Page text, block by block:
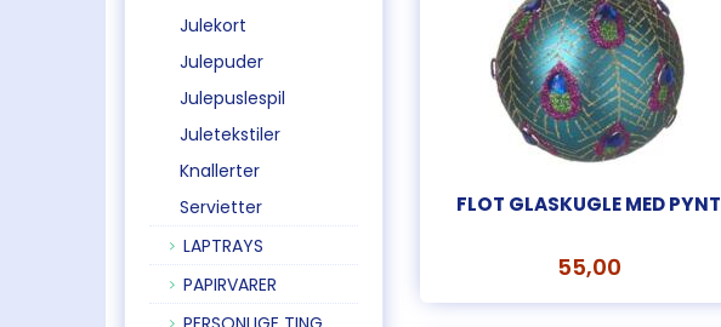
Julekort
Julepuder
Julepuslespil
Juletekstiler
Knallerter
Servietter
LAPTRAYS
PAPIRVARER
FLOT GLASKUGLE MED PYNT
55,00